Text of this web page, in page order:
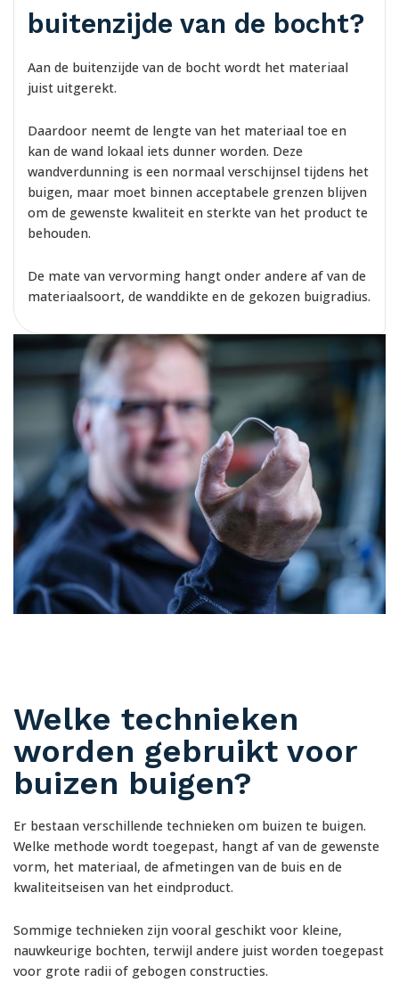
buitenzijde van de bocht?
Aan de buitenzijde van de bocht wordt het materiaal
juist uitgerekt.
Daardoor neemt de lengte van het materiaal toe en
kan de wand lokaal iets dunner worden. Deze
wandverdunning is een normaal verschijnsel tijdens het
buigen, maar moet binnen acceptabele grenzen blijven
om de gewenste kwaliteit en sterkte van het product te
behouden.
De mate van vervorming hangt onder andere af van de
materiaalsoort, de wanddikte en de gekozen buigradius.
Welke technieken
worden gebruikt voor
buizen buigen?
Er bestaan verschillende technieken om buizen te buigen.
Welke methode wordt toegepast, hangt af van de gewenste
vorm, het materiaal, de afmetingen van de buis en de
kwaliteitseisen van het eindproduct.
Sommige technieken zijn vooral geschikt voor kleine,
nauwkeurige bochten, terwijl andere juist worden toegepast
voor grote radii of gebogen constructies.